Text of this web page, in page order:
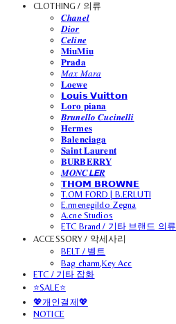
CLOTHING / 의류
𝑪𝒉𝒂𝒏𝒆𝒍
𝑫𝒊𝒐𝒓
𝑪𝒆𝒍𝒊𝒏𝒆
𝐌𝐢𝐮𝐌𝐢𝐮
𝐏𝐫𝐚𝐝𝐚
𝑀𝑎𝑥 𝑀𝑎𝑟𝑎
𝐋𝐨𝐞𝐰𝐞
𝗟𝗼𝘂𝗶𝘀 𝗩𝘂𝗶𝘁𝘁𝗼𝗻
𝐋𝐨𝐫𝐨 𝐩𝐢𝐚𝐧𝐚
𝑩𝒓𝒖𝒏𝒆𝒍𝒍𝒐 𝑪𝒖𝒄𝒊𝒏𝒆𝒍𝒍𝒊
𝐇𝐞𝐫𝐦𝐞𝐬
𝐁𝐚𝐥𝐞𝐧𝐜𝐢𝐚𝐠𝐚
𝐒𝐚𝐢𝐧𝐭 𝐋𝐚𝐮𝐫𝐞𝐧𝐭
𝐁𝐔𝐑𝐁𝐄𝐑𝐑𝐘
𝑴𝑶𝑵𝑪𝙇𝙀𝑹
𝗧𝗛𝗢𝗠 𝗕𝗥𝗢𝗪𝗡𝗘
T.OM FORD | B.ERLUTI
E.rmenegildo Zegna
A.cne Studios
ETC Brand / 기타 브랜드 의류
ACCESSORY / 악세사리
BELT / 벨트
Bag charm,Key Acc
ETC / 기타 잡화
⭐SALE⭐
💖개인결제💖
NOTICE